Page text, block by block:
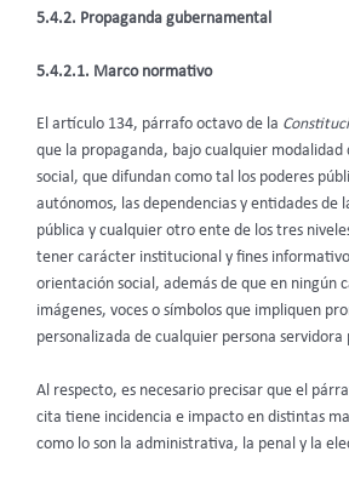
5.4.2. Propaganda gubernamental
5.4.2.1. Marco normativo
El artículo 134, párrafo octavo de la
que la propaganda, bajo cualquier modalidad
social, que difundan como tal los poderes
autónomos, las dependencias y entidades de
pública y cualquier otro ente de los tres
tener carácter institucional y fines
orientación social, además de que en ningún
imágenes, voces o símbolos que impliquen
personalizada de cualquier persona servidora
Al respecto, es necesario precisar que el
cita tiene incidencia e impacto en distintas
como lo son la administrativa, la penal y la